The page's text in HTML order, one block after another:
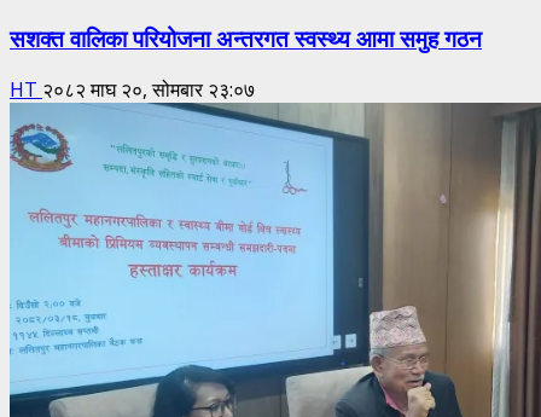
सशक्त वालिका परियोजना अन्तरगत स्वस्थ्य आमा समुह गठन
HT २०८२ माघ २०, सोमबार २३:०७